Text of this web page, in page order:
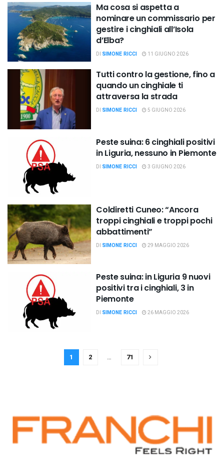
Ma cosa si aspetta a
nominare un commissario per
gestire i cinghiali all’Isola
d’Elba?
DI SIMONE RICCI 11 GIUGNO 2026
Tutti contro la gestione, fino a
quando un cinghiale ti
attraversa la strada
DI SIMONE RICCI 5 GIUGNO 2026
Peste suina: 6 cinghiali positivi
in Liguria, nessuno in Piemonte
DI SIMONE RICCI 3 GIUGNO 2026
Coldiretti Cuneo: “Ancora
troppi cinghiali e troppi pochi
abbattimenti”
DI SIMONE RICCI 29 MAGGIO 2026
Peste suina: in Liguria 9 nuovi
positivi tra i cinghiali, 3 in
Piemonte
DI SIMONE RICCI 26 MAGGIO 2026
1 2 … 71